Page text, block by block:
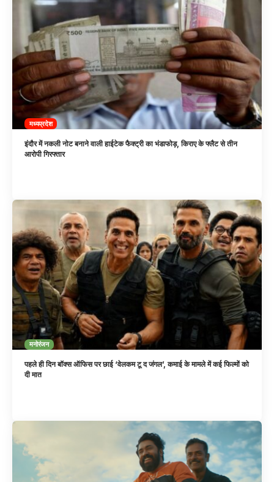
मध्यप्रदेश
इंदौर में नकली नोट बनाने वाली हाईटेक फैक्ट्री का भंडाफोड़, किराए के फ्लैट से तीन
आरोपी गिरफ्तार
मनोरंजन
पहले ही दिन बॉक्स ऑफिस पर छाई ‘वेलकम टू द जंगल’, कमाई के मामले में कई फिल्मों को
दी मात